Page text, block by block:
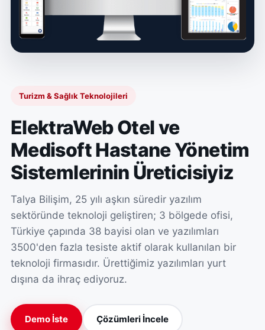
Turizm & Sağlık Teknolojileri
ElektraWeb Otel ve
Medisoft Hastane Yönetim
Sistemlerinin Üreticisiyiz
Talya Bilişim, 25 yılı aşkın süredir yazılım
sektöründe teknoloji geliştiren; 3 bölgede ofisi,
Türkiye çapında 38 bayisi olan ve yazılımları
3500'den fazla tesiste aktif olarak kullanılan bir
teknoloji firmasıdır. Ürettiğimiz yazılımları yurt
dışına da ihraç ediyoruz.
Demo İste Çözümleri İncele